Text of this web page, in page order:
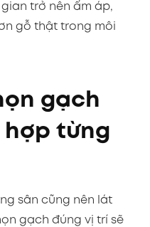
trở nên ấm áp,
gỗ thật trong môi
gạch
hợp từng
sân cũng nên lát
gạch đúng vị trí sẽ